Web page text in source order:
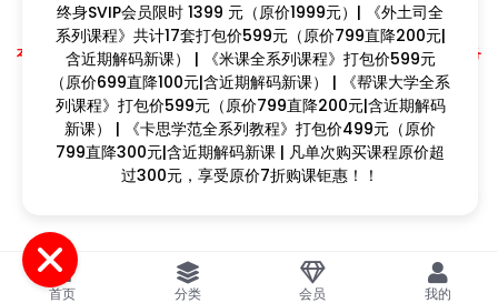
❅
❅
❅
❅
❅
❅
Copyright © 2023找课程网- All rights reserved
本站支持课程资源互换，优质课程资源互换请联系微信在线客服：zkcw598 (备
注：课程互换)
闽ICP备2022077749号
首页 分类 会员 我的
终身SVIP会员限时 1399 元（原价1999元）| 《外土司全
系列课程》共计17套打包价599元（原价799直降200元|
含近期解码新课） | 《米课全系列课程》打包价599元
（原价699直降100元|含近期解码新课） | 《帮课大学全系
列课程》打包价599元（原价799直降200元|含近期解码
新课） | 《卡思学范全系列教程》打包价499元（原价
799直降300元|含近期解码新课 | 凡单次购买课程原价超
过300元，享受原价7折购课钜惠！！